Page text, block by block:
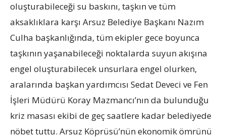
oluşturabileceği su baskını, taşkın ve tüm
aksaklıklara karşı Arsuz Belediye Başkanı Nazım
Culha başkanlığında, tüm ekipler gece boyunca
taşkının yaşanabileceği noktalarda suyun akışına
engel oluşturabilecek unsurlara engel olurken,
aralarında başkan yardımcısı Sedat Deveci ve Fen
İşleri Müdürü Koray Mazmancı’nın da bulunduğu
kriz masası ekibi de geç saatlere kadar belediyede
nöbet tuttu. Arsuz Köprüsü’nün ekonomik ömrünü